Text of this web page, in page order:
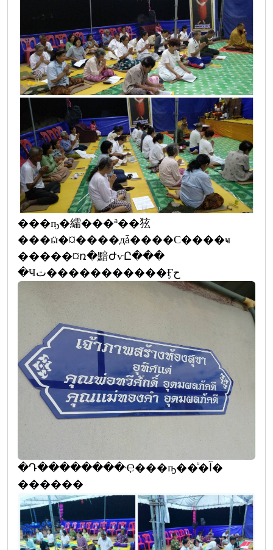
���ҧ�繻���ª��㹡
���ӹ�¤����дǡ����С����ҹ
�����¤ռ�黯ԺѵԸ���
�Դ��������Ҿ���ҧ��ͧ�آ�
������